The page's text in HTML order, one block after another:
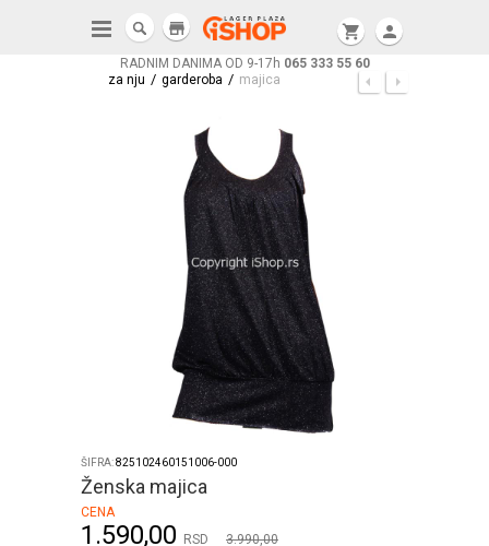
RADNIM DANIMA OD 9-17h 065 333 55 60
shopping_cart person
store
za nju / garderoba / majica
ŠIFRA:825102460151006-000
Ženska majica
CENA
1.590,00 RSD 3.990,00